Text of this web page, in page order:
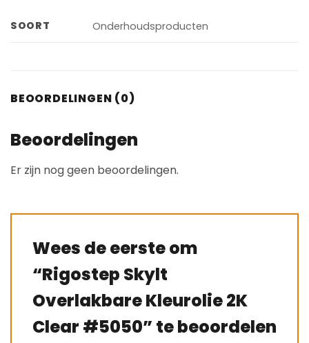
SOORT Onderhoudsproducten
BEOORDELINGEN (0)
Beoordelingen
Er zijn nog geen beoordelingen.
Wees de eerste om
“Rigostep Skylt
Overlakbare Kleurolie 2K
Clear #5050” te beoordelen